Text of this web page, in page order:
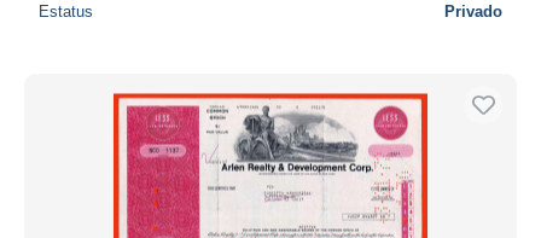
Estatus Privado